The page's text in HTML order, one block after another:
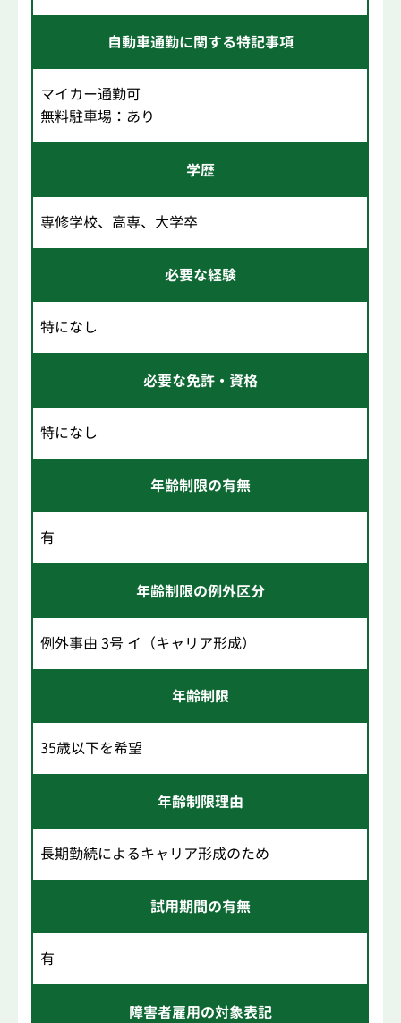
自動車通勤に関する特記事項
マイカー通勤可
無料駐車場：あり
学歴
専修学校、高専、大学卒
必要な経験
特になし
必要な免許・資格
特になし
年齢制限の有無
有
年齢制限の例外区分
例外事由 3号 イ（キャリア形成）
年齢制限
35歳以下を希望
年齢制限理由
長期勤続によるキャリア形成のため
試用期間の有無
有
障害者雇用の対象表記